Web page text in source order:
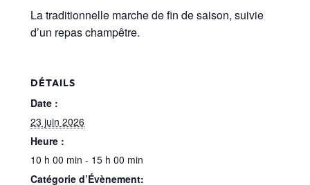
La traditionnelle marche de fin de saison, suivie
d’un repas champêtre.
DÉTAILS
Date :
23 juin 2026
Heure :
10 h 00 min - 15 h 00 min
Catégorie d’Évènement: